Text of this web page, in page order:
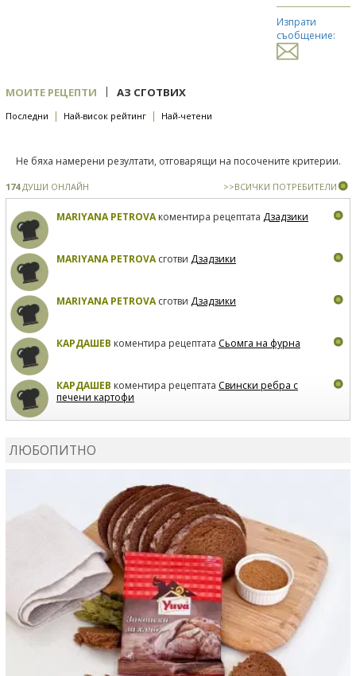
Изпрати
съобщение:
МОИТЕ РЕЦЕПТИ | АЗ СГОТВИХ
Последни | Най-висок рейтинг | Най-четени
Не бяха намерени резултати, отговарящи на посочените критерии.
174ДУШИ ОНЛАЙН >>ВСИЧКИ ПОТРЕБИТЕЛИ
MARIYANA PETROVAкоментира рецептата Дзадзики
MARIYANA PETROVAсготви Дзадзики
MARIYANA PETROVAсготви Дзадзики
КАРДАШЕВ коментира рецептата Сьомга на фурна
КАРДАШЕВ коментира рецептата Свински ребра с
печени картофи
ЛЮБОПИТНО